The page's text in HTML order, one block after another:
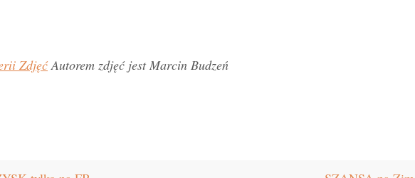
ZdjęćAutorem zdjęć jest Marcin Budzeń